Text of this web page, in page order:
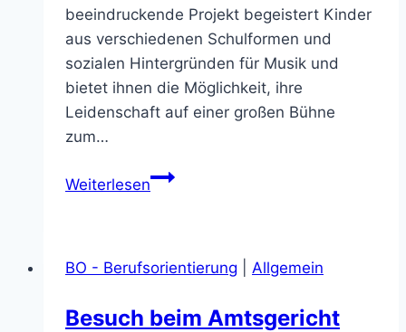
beeindruckende Projekt begeistert Kinder
aus verschiedenen Schulformen und
sozialen Hintergründen für Musik und
bietet ihnen die Möglichkeit, ihre
Leidenschaft auf einer großen Bühne
zum…
Weiterlesen6K
Mannheim:
der
BO - Berufsorientierung Allgemein
Besuch beim Amtsgericht